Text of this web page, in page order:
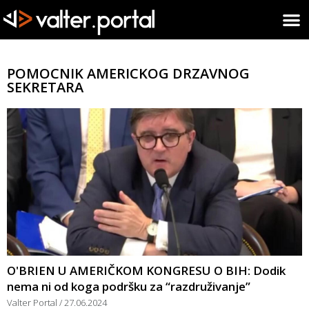
POMOCNIK AMERICKOG DRZAVNOG
SEKRETARA
O'BRIEN U AMERIČKOM KONGRESU O BIH: Dodik
nema ni od koga podršku za “razdruživanje”
Valter Portal 27.06.2024